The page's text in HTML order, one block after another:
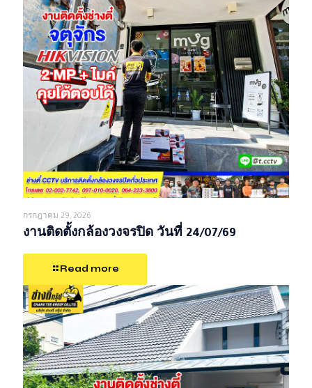
กรกฎาคม 29, 2026
งานติดตั้งกล้องวงจรปิด วันที่ 24/07/69
Read more